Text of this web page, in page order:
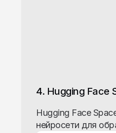
4. Hugging Face
Hugging Face
нейросети для